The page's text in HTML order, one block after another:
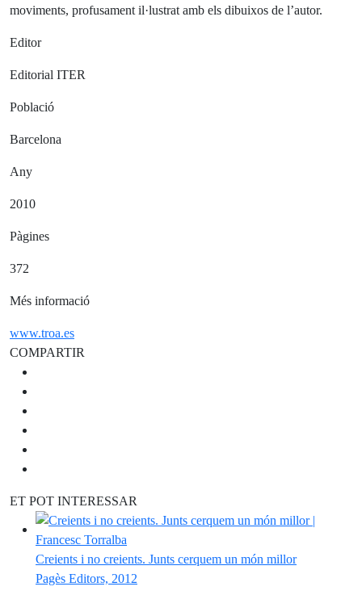
moviments, profusament il·lustrat amb els dibuixos de l’autor.
Editor
Editorial ITER
Població
Barcelona
Any
2010
Pàgines
372
Més informació
www.troa.es
COMPARTIR
ET POT INTERESSAR
Creients i no creients. Junts cerquem un món millor
Pagès Editors, 2012